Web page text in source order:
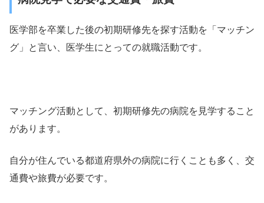
医学部を卒業した後の初期研修先を探す活動を「マッチン
グ」と言い、医学生にとっての就職活動です。
マッチング活動として、初期研修先の病院を見学すること
があります。
自分が住んでいる都道府県外の病院に行くことも多く、交
通費や旅費が必要です。